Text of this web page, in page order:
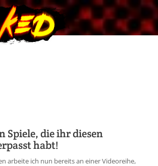
Spiele, die ihr diesen
habt!
arbeite ich nun bereits an einer Videoreihe,